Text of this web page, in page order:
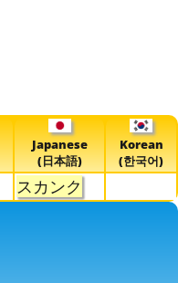
Japanese
(日本語)
Korean
(한국어)
スカンク